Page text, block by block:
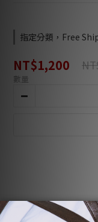
指定分類，Free
NT$1,200
數量
商品描述